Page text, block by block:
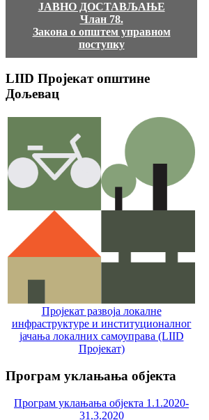
ЈАВНО ДОСТАВЉАЊЕ
Члан 78.
Закона о општем управном
поступку
LIID Пројекат општине
Дољевац
Пројекат развоја локалне
инфраструктуре и институционалног
јачања локалних самоуправa (LIID
Пројекат)
Програм уклањања објекта
Програм уклањања објекта 1.1.2020-
31.3.2020